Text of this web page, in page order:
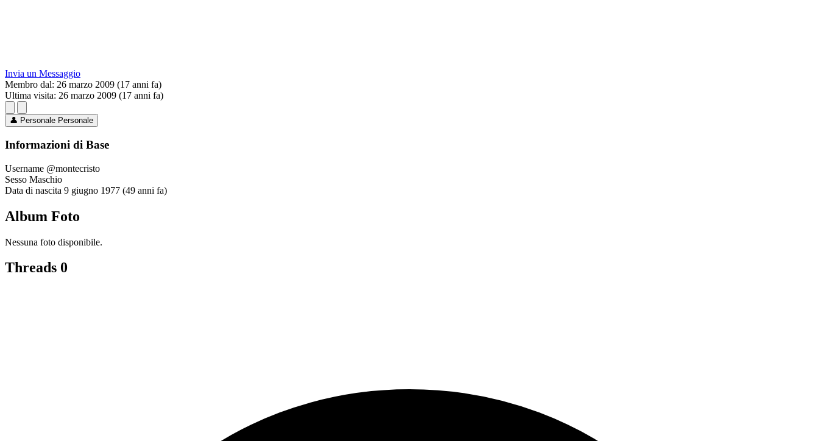
Invia un Messaggio
Membro dal: 26 marzo 2009 (17 anni fa)
Ultima visita: 26 marzo 2009 (17 anni fa)
👤 Personale Personale
Informazioni di Base
Username @montecristo
Sesso Maschio
Data di nascita 9 giugno 1977 (49 anni fa)
Album Foto
Nessuna foto disponibile.
Threads 0